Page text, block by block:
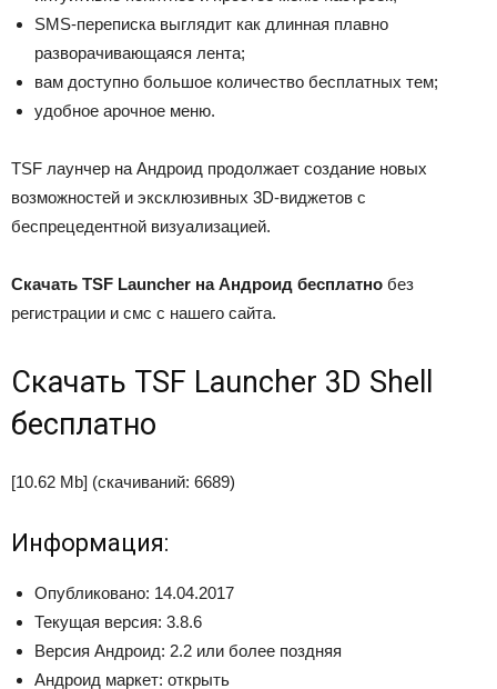
SMS-переписка выглядит как длинная плавно
разворачивающаяся лента;
вам доступно большое количество бесплатных тем;
удобное арочное меню.
TSF лаунчер на Андроид продолжает создание новых
возможностей и эксклюзивных 3D-виджетов с
беспрецедентной визуализацией.
Скачать TSF Launcher на Андроид бесплатно без
регистрации и смс с нашего сайта.
Скачать TSF Launcher 3D Shell
бесплатно
[10.62 Mb] (cкачиваний: 6689)
Информация:
Опубликовано: 14.04.2017
Текущая версия: 3.8.6
Версия Андроид: 2.2 или более поздняя
Андроид маркет: открыть